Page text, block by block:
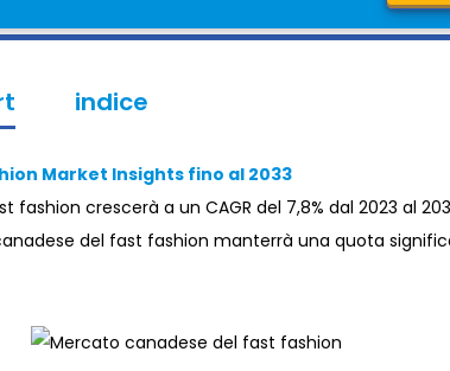
indice
Market Insights fino al 2033
crescerà a un CAGR del 7,8% dal 2023 al
del fast fashion manterrà una quota